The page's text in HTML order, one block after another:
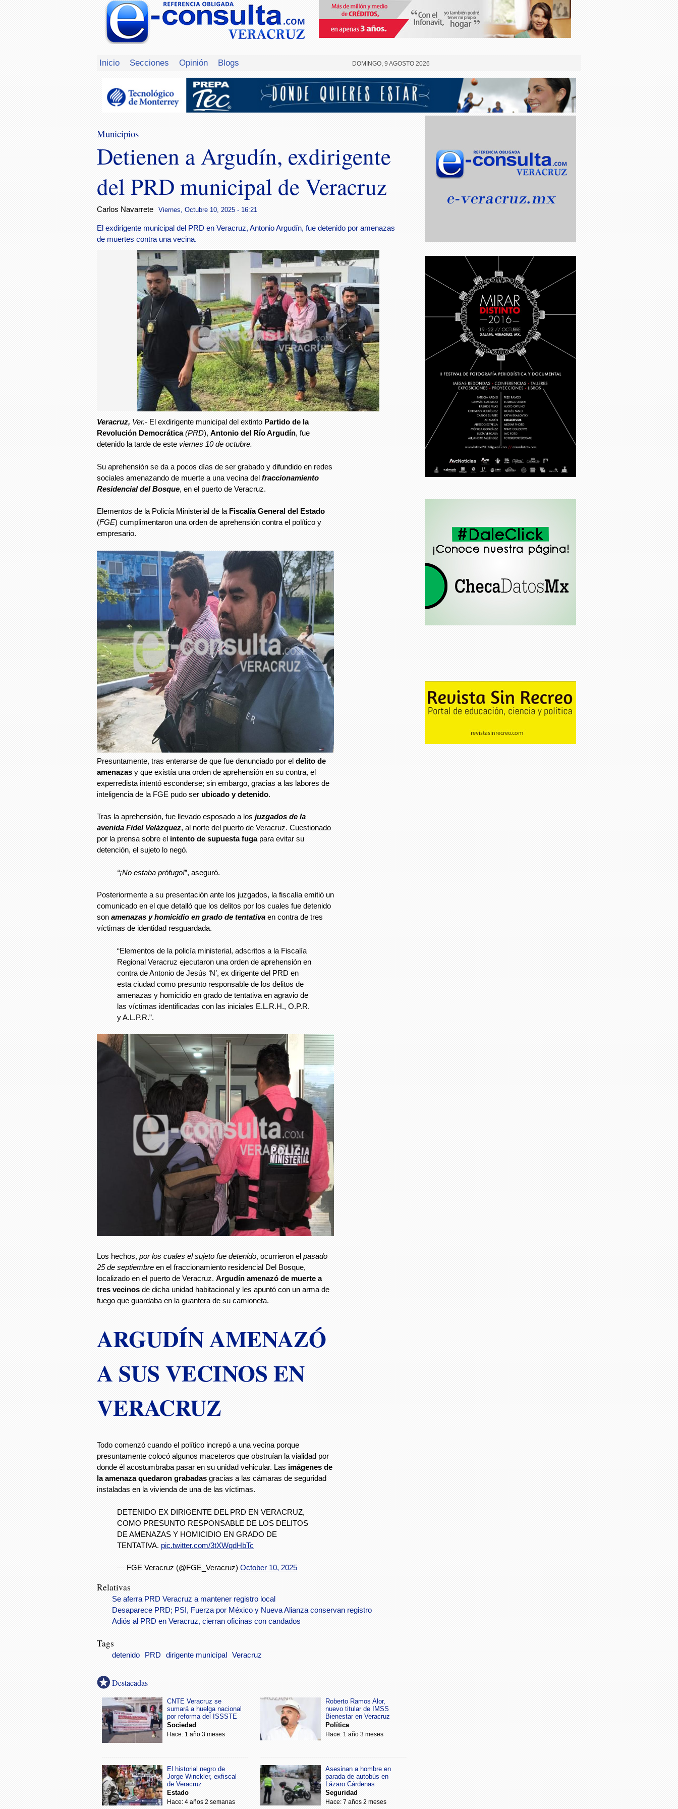
Inicio Secciones Opinión Blogs DOMINGO, 9 AGOSTO 2026
Municipios
Detienen a Argudín, exdirigente
del PRD municipal de Veracruz
Carlos Navarrete Viernes, Octubre 10, 2025 - 16:21
El exdirigente municipal del PRD en Veracruz, Antonio Argudín, fue detenido por amenazas
de muertes contra una vecina.
Veracruz, Ver.- El exdirigente municipal del extinto Partido de la
Revolución Democrática (PRD), Antonio del Río Argudín, fue
detenido la tarde de este viernes 10 de octubre.
Su aprehensión se da a pocos días de ser grabado y difundido en redes
sociales amenazando de muerte a una vecina del fraccionamiento
Residencial del Bosque, en el puerto de Veracruz.
Elementos de la Policía Ministerial de la Fiscalía General del Estado
(FGE) cumplimentaron una orden de aprehensión contra el político y
empresario.
Presuntamente, tras enterarse de que fue denunciado por el delito de
amenazas y que existía una orden de aprehensión en su contra, el
experredista intentó esconderse; sin embargo, gracias a las labores de
inteligencia de la FGE pudo ser ubicado y detenido.
Tras la aprehensión, fue llevado esposado a los juzgados de la
avenida Fidel Velázquez, al norte del puerto de Veracruz. Cuestionado
por la prensa sobre el intento de supuesta fugapara evitar su
detención, el sujeto lo negó.
“¡No estaba prófugo!”, aseguró.
Posteriormente a su presentación ante los juzgados, la fiscalía emitió un
comunicado en el que detalló que los delitos por los cuales fue detenido
son amenazas y homicidio en grado de tentativa en contra de tres
víctimas de identidad resguardada.
“Elementos de la policía ministerial, adscritos a la Fiscalía
Regional Veracruz ejecutaron una orden de aprehensión en
contra de Antonio de Jesús ‘N’, ex dirigente del PRD en
esta ciudad como presunto responsable de los delitos de
amenazas y homicidio en grado de tentativa en agravio de
las víctimas identificadas con las iniciales E.L.R.H., O.P.R.
y A.L.P.R.”.
Los hechos, por los cuales el sujeto fue detenido, ocurrieron el pasado
25 de septiembre en el fraccionamiento residencial Del Bosque,
localizado en el puerto de Veracruz. Argudín amenazó de muerte a
tres vecinos de dicha unidad habitacional y les apuntó con un arma de
fuego que guardaba en la guantera de su camioneta.
ARGUDÍN AMENAZÓ
A SUS VECINOS EN
VERACRUZ
Todo comenzó cuando el político increpó a una vecina porque
presuntamente colocó algunos maceteros que obstruían la vialidad por
donde él acostumbraba pasar en su unidad vehicular. Las imágenes de
la amenaza quedaron grabadas gracias a las cámaras de seguridad
instaladas en la vivienda de una de las víctimas.
DETENIDO EX DIRIGENTE DEL PRD EN VERACRUZ,
COMO PRESUNTO RESPONSABLE DE LOS DELITOS
DE AMENAZAS Y HOMICIDIO EN GRADO DE
TENTATIVA. pic.twitter.com/3tXWqdHbTc
— FGE Veracruz (@FGE_Veracruz) October 10, 2025
Relativas
Se aferra PRD Veracruz a mantener registro local
Desaparece PRD; PSI, Fuerza por México y Nueva Alianza conservan registro
Adiós al PRD en Veracruz, cierran oficinas con candados
Tags
detenido PRD dirigente municipal Veracruz
Destacadas
CNTE Veracruz se
sumará a huelga nacional
por reforma del ISSSTE
Sociedad
Hace: 1 año 3 meses
Roberto Ramos Alor,
nuevo titular de IMSS
Bienestar en Veracruz
Política
Hace: 1 año 3 meses
El historial negro de
Jorge Winckler, exfiscal
de Veracruz
Estado
Hace: 4 años 2 semanas
Asesinan a hombre en
parada de autobús en
Lázaro Cárdenas
Seguridad
Hace: 7 años 2 meses